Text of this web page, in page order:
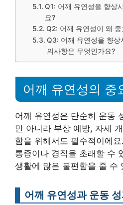
Q1: 어깨 유연성을 향상
요?
Q2: 어깨 유연성이 왜 중
Q3: 어깨 유연성을 향상
의사항은 무엇인가요?
어깨 유연성의 중
어깨 유연성은 단순히 운동
만 아니라 부상 예방, 자세
함을 위해서도 필수적이에
통증이나 경직을 초래할 수
생활에 많은 불편함을 줄 수
어깨 유연성과 운동